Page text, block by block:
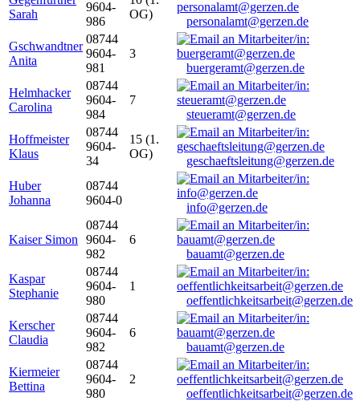
Sarah
9604-
986
OG)
personalamt@gerzen.de
Gschwandtner
Anita
08744
9604-
981
3
buergeramt@gerzen.de
Helmhacker
Carolina
08744
9604-
984
7
steueramt@gerzen.de
Hoffmeister
Klaus
08744
9604-
34
15 (1.
OG)
geschaeftsleitung@gerzen.de
Huber
Johanna
08744
9604-0
info@gerzen.de
Kaiser Simon
08744
9604-
982
6
bauamt@gerzen.de
Kaspar
Stephanie
08744
9604-
980
1
oeffentlichkeitsarbeit@gerzen.de
Kerscher
Claudia
08744
9604-
982
6
bauamt@gerzen.de
Kiermeier
Bettina
08744
9604-
980
2
oeffentlichkeitsarbeit@gerzen.de